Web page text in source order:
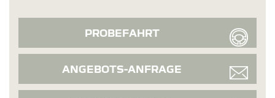
PROBEFAHRT
ANGEBOTS-ANFRAGE